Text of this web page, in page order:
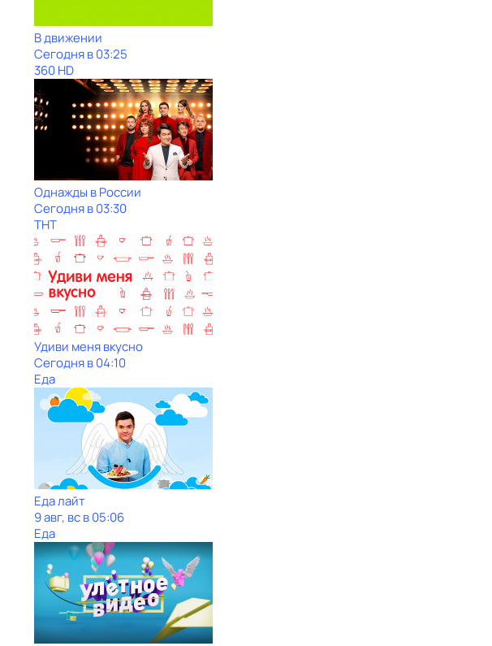
В движении
Сегодня в 03:25
360 HD
Однажды в России
Сегодня в 03:30
ТНТ
Удиви меня вкусно
Сегодня в 04:10
Еда
Еда лайт
9 авг, вс в 05:06
Еда